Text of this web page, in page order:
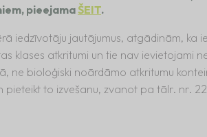
pieejamaŠEIT.
iedzīvotāju jautājumus, atgādinām, ka
klases atkritumi un tie nav ievietojami
ne bioloģiski noārdāmo atkritumu
pieteikt to izvešanu, zvanot pa tālr. nr.